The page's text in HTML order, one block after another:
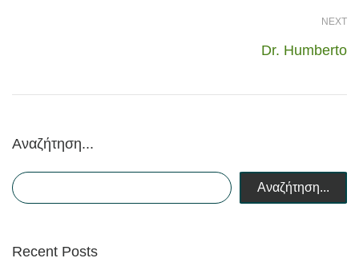
Αναζήτηση...
Αναζήτηση...
Recent Posts
NEXT
Dr. Humberto